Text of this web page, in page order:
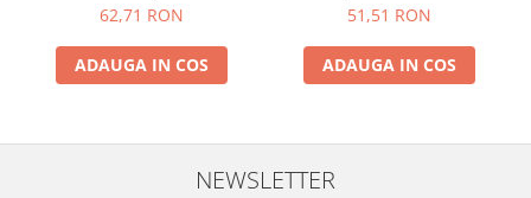
62,71 RON
ADAUGA IN COS
51,51 RON
ADAUGA IN COS
NEWSLETTER